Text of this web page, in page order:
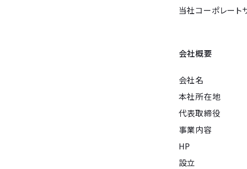
当社コーポレート
会社概要
会社名 ：株
本社所在地 ：
代表取締役 ：
事業内容 ：プ
HP ：
設立 ：